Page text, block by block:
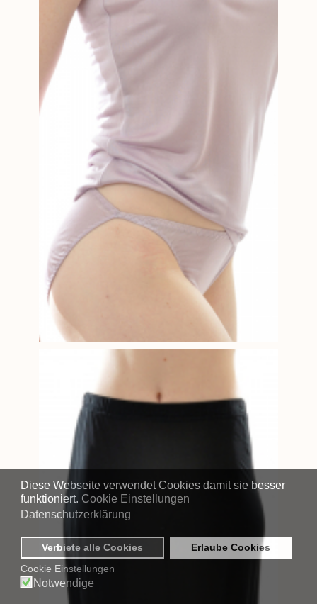
Diese Webseite verwendet Cookies damit sie besser
funktioniert. Cookie Einstellungen
Datenschutzerklärung
Verbiete alle Cookies
Erlaube Cookies
Cookie Einstellungen
Notwendige